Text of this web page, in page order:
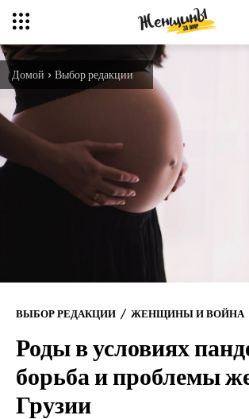
Домой Выбор редакции
ВЫБОР РЕДАКЦИИ ЖЕНЩИНЫ И ВОЙНА
Роды в условиях
борьба и проблемы
Грузии